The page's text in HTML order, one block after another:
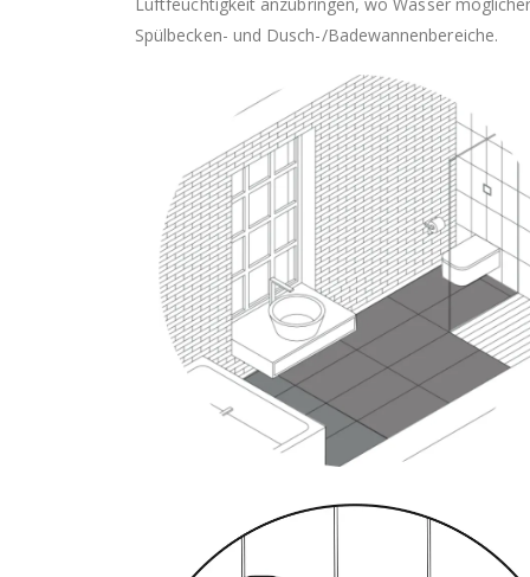
Luftfeuchtigkeit anzubringen, wo Wasser
Spülbecken- und Dusch-/Badewannenbereiche.